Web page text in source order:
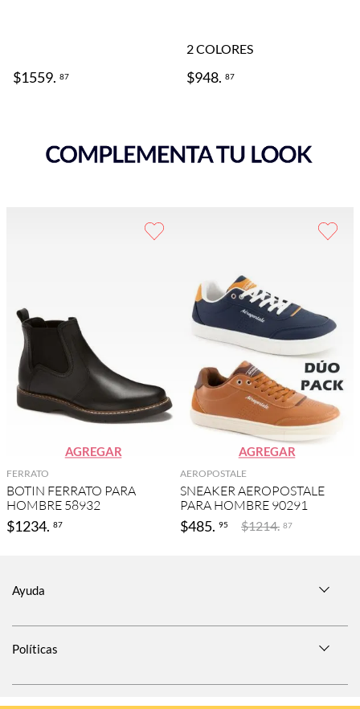
$1559. 87
2COLORES
$948. 87
AGREGAR
FERRATO
BOTIN FERRATO PARA
HOMBRE 58932
$1234. 87
AGREGAR
AEROPOSTALE
SNEAKER AEROPOSTALE
PARA HOMBRE 90291
$485. 95 $1214. 87
Ayuda
Políticas